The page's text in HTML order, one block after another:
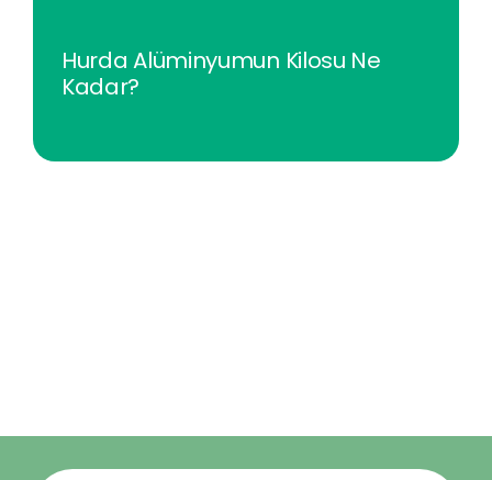
Hurda Alüminyumun Kilosu Ne
Kadar?